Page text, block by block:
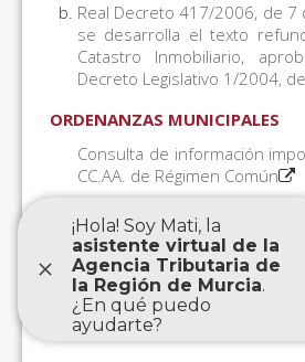
Real Decreto 417/2006, de 7
se desarrolla el texto
Catastro Inmobiliario,
Decreto Legislativo 1/2004,
ORDENANZAS MUNICIPALES
Consulta de información
CC.AA. de Régimen Común
Aviso Legal |Accesibilidad |